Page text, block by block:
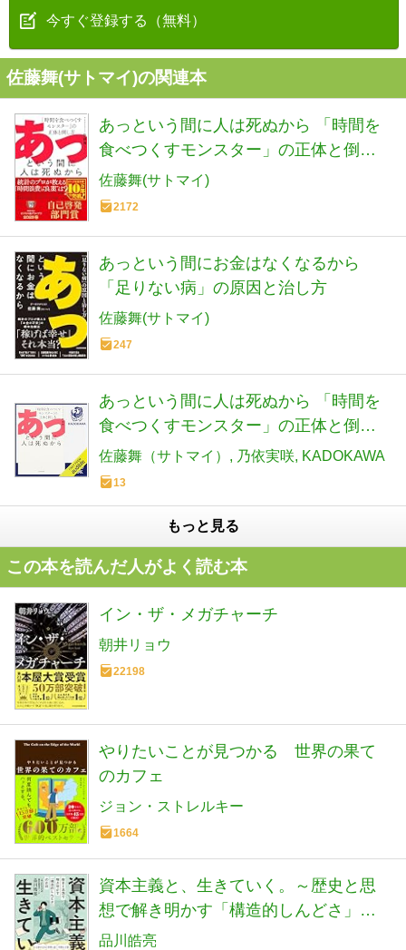
今すぐ登録する（無料）
佐藤舞(サトマイ)の関連本
あっという間に人は死ぬから 「時間を
食べつくすモンスター」の正体と倒し
方
佐藤舞(サトマイ)
2172
あっという間にお金はなくなるから
「足りない病」の原因と治し方
佐藤舞(サトマイ)
247
あっという間に人は死ぬから 「時間を
食べつくすモンスター」の正体と倒し
方: (KADOKAWA)
佐藤舞（サトマイ） 乃依実咲 KADOKAWA
13
もっと見る
この本を読んだ人がよく読む本
イン・ザ・メガチャーチ
朝井リョウ
22198
やりたいことが見つかる 世界の果て
のカフェ
ジョン・ストレルキー
1664
資本主義と、生きていく。～歴史と思
想で解き明かす「構造的しんどさ」の
正体
品川皓亮